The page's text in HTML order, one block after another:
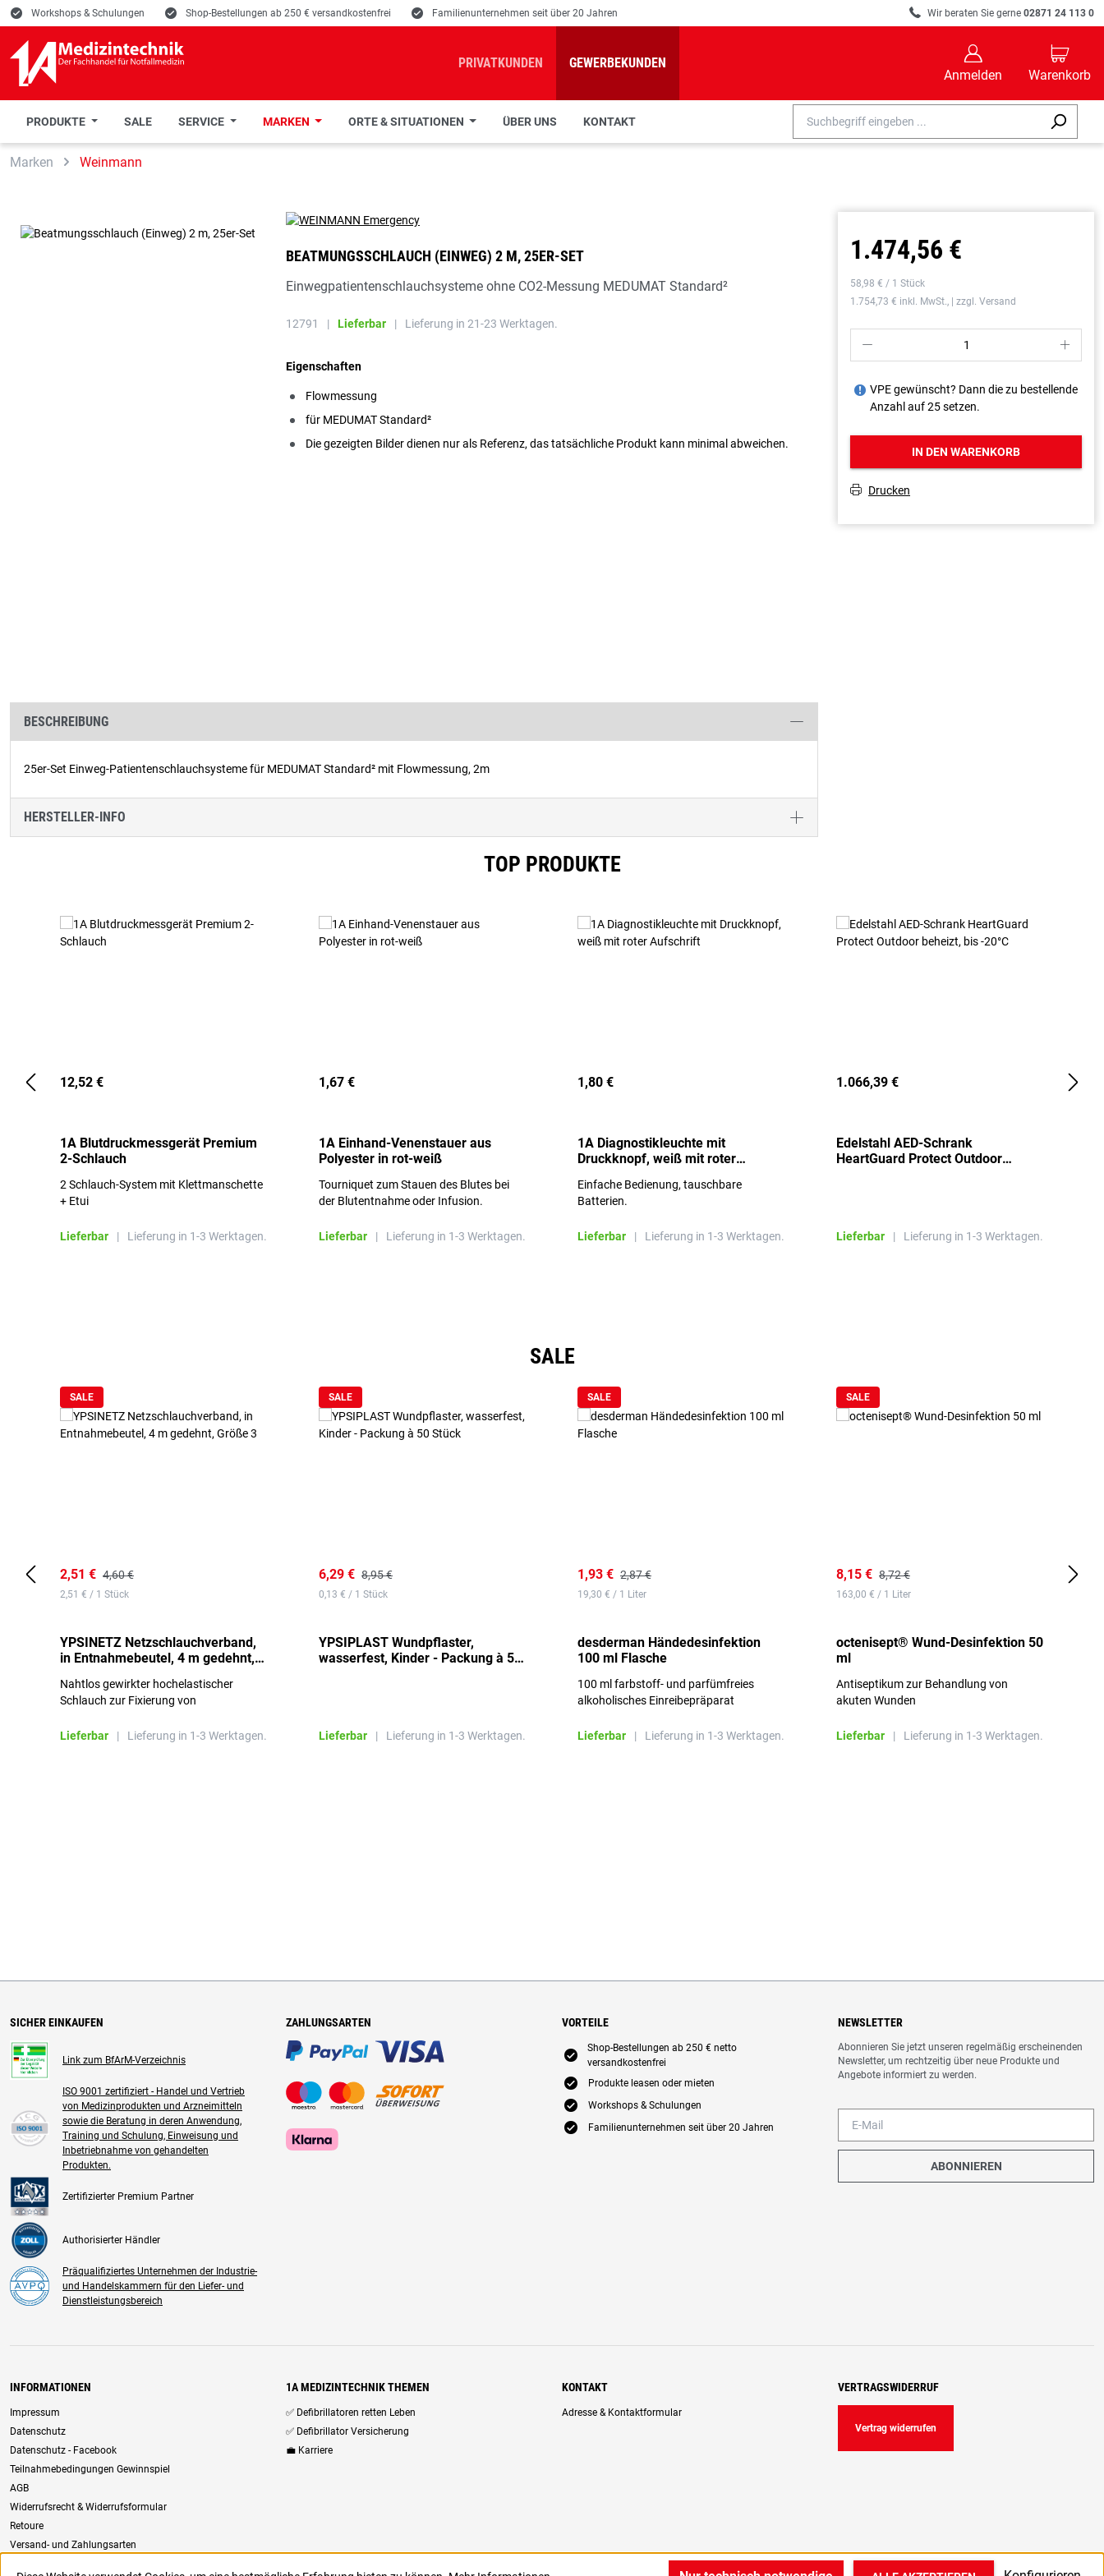
Zur Suche springen
Zur Hauptnavigation springen
E Workshops & Schulungen E Shop-Bestellungen ab 250 € versandkostenfrei E Familienunternehmen seit über 20 Jahren R Wir beraten Sie gerne 02871 24 113 0
PRIVATKUNDEN GEWERBEKUNDEN
B
Anmelden
C
Warenkorb
PRODUKTE SALE SERVICE MARKEN ORTE & SITUATIONEN ÜBER UNS KONTAKT
Marken Weinmann
BEATMUNGSSCHLAUCH (EINWEG) 2 M, 25ER-SET
Einwegpatientenschlauchsysteme ohne CO2-Messung MEDUMAT Standard²
12791 | Lieferbar | Lieferung in 21-23 Werktagen.
Eigenschaften
Flowmessung
für MEDUMAT Standard²
Die gezeigten Bilder dienen nur als Referenz, das tatsächliche Produkt kann minimal abweichen.
BESCHREIBUNG
25er-Set Einweg-Patientenschlauchsysteme für MEDUMAT Standard² mit Flowmessung, 2m
HERSTELLER-INFO
1.474,56 €
58,98 € / 1 Stück
1.754,73 € inkl. MwSt., | zzgl. Versand
P S
J VPE gewünscht? Dann die zu bestellende
Anzahl auf 25 setzen.
IN DEN WARENKORB
T Drucken
TOP PRODUKTE
12,52 €
1A Blutdruckmessgerät Premium
2-Schlauch
2 Schlauch-System mit Klettmanschette
+ Etui
Lieferbar | Lieferung in 1-3 Werktagen.
1,67 €
1A Einhand-Venenstauer aus
Polyester in rot-weiß
Tourniquet zum Stauen des Blutes bei
der Blutentnahme oder Infusion.
Lieferbar | Lieferung in 1-3 Werktagen.
1,80 €
1A Diagnostikleuchte mit
Druckknopf, weiß mit roter
Einfache Bedienung, tauschbare
Batterien.
Lieferbar | Lieferung in 1-3 Werktagen.
1.066,39 €
Edelstahl AED-Schrank
HeartGuard Protect Outdoor
Lieferbar | Lieferung in 1-3 Werktagen.
SALE
SALE
2,51 € 4,60 €
2,51 € / 1 Stück
YPSINETZ Netzschlauchverband,
in Entnahmebeutel, 4 m gedehnt,
Nahtlos gewirkter hochelastischer
Schlauch zur Fixierung von
Lieferbar
| Lieferung in 1-3 Werktagen.
SALE
6,29 € 8,95 €
0,13 € / 1 Stück
YPSIPLAST Wundpflaster,
wasserfest, Kinder - Packung à 50
Lieferbar | Lieferung in 1-3 Werktagen.
SALE
1,93 € 2,87 €
19,30 € / 1 Liter
desderman Händedesinfektion
100 ml Flasche
100 ml farbstoff- und parfümfreies
alkoholisches Einreibepräparat
Lieferbar | Lieferung in 1-3 Werktagen.
SALE
8,15 € 8,72 €
163,00 € / 1 Liter
octenisept® Wund-Desinfektion 50
ml
Antiseptikum zur Behandlung von
akuten Wunden
Lieferbar | Lieferung in 1-3 Werktagen.
SICHER EINKAUFEN
Link zum BfArM-Verzeichnis
ISO 9001 zertifiziert - Handel und Vertrieb
von Medizinprodukten und Arzneimitteln
sowie die Beratung in deren Anwendung,
Training und Schulung, Einweisung und
Inbetriebnahme von gehandelten
Produkten.
Zertifizierter Premium Partner
Authorisierter Händler
Präqualifiziertes Unternehmen der Industrie-
und Handelskammern für den Liefer- und
Dienstleistungsbereich
ZAHLUNGSARTEN VORTEILE
E
Shop-Bestellungen ab 250 € netto
versandkostenfrei
E Produkte leasen oder mieten
E Workshops & Schulungen
E Familienunternehmen seit über 20 Jahren
NEWSLETTER
Abonnieren Sie jetzt unseren regelmäßig erscheinenden
Newsletter, um rechtzeitig über neue Produkte und
Angebote informiert zu werden.
ABONNIEREN
INFORMATIONEN
Impressum
Datenschutz
Datenschutz - Facebook
Teilnahmebedingungen Gewinnspiel
AGB
Widerrufsrecht & Widerrufsformular
Retoure
Versand- und Zahlungsarten
1A MEDIZINTECHNIK THEMEN
✅ Defibrillatoren retten Leben
✅ Defibrillator Versicherung
💼 Karriere
KONTAKT
Adresse & Kontaktformular
VERTRAGSWIDERRUF
Vertrag widerrufen